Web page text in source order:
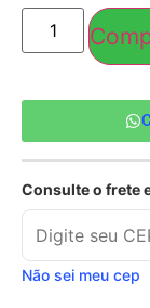
Consulte o frete
Não sei meu cep